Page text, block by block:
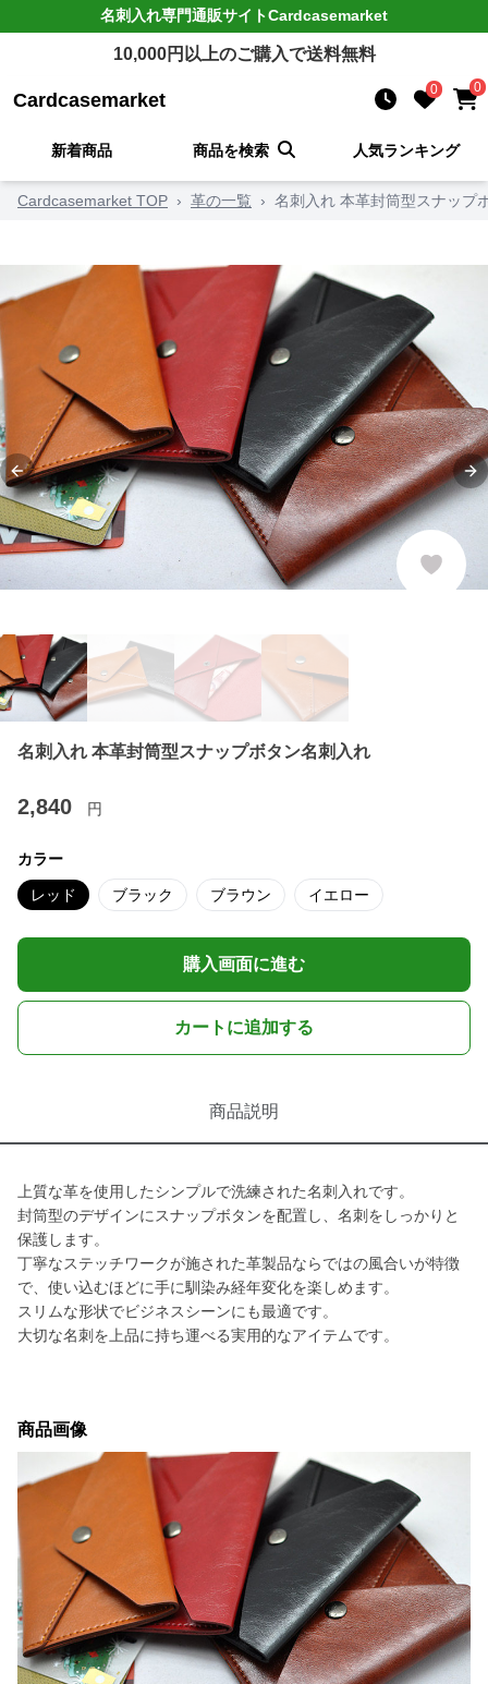
名刺入れ専門通販サイトCardcasemarket
10,000円以上のご購入で送料無料
Cardcasemarket 0 0
新着商品 商品を検索 人気ランキング
Cardcasemarket TOP › 革の一覧 › 名刺入れ 本革封筒型スナップ
Previous slide
名刺入れ 本革封筒型スナップボタン名刺入れ
2,840 円
カラー
レッド ブラック ブラウン イエロー
購入画面に進む
カートに追加する
商品説明
上質な革を使用したシンプルで洗練された名刺入れです。
封筒型のデザインにスナップボタンを配置し、名刺をしっかりと
保護します。
丁寧なステッチワークが施された革製品ならではの風合いが特徴
で、使い込むほどに手に馴染み経年変化を楽しめます。
スリムな形状でビジネスシーンにも最適です。
大切な名刺を上品に持ち運べる実用的なアイテムです。
商品画像